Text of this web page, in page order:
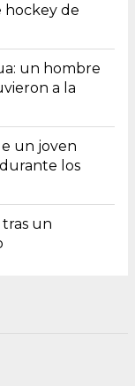
hockey de
un hombre
a la
un joven
los
un